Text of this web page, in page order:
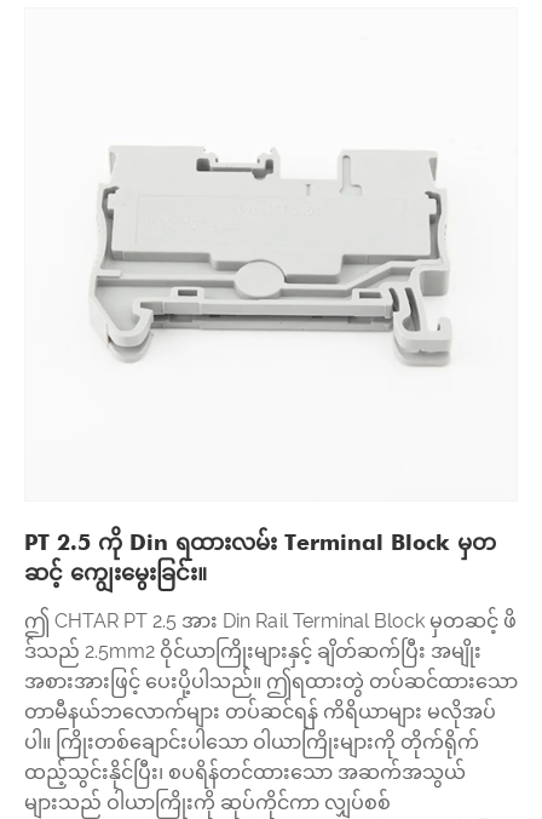
PT 2.5 ကို Din ရထားလမ်း Terminal Block မှတ
ဆင့် ကျွေးမွေးခြင်း။
ဤ CHTAR PT 2.5 အား Din Rail Terminal Block မှတဆင့် ဖိ
ဒ်သည် 2.5mm2 ဝိုင်ယာကြိုးများနှင့် ချိတ်ဆက်ပြီး အမျိုး
အစားအားဖြင့် ပေးပို့ပါသည်။ ဤရထားတွဲ တပ်ဆင်ထားသော
တာမီနယ်ဘလောက်များ တပ်ဆင်ရန် ကိရိယာများ မလိုအပ်
ပါ။ ကြိုးတစ်ချောင်းပါသော ဝါယာကြိုးများကို တိုက်ရိုက်
ထည့်သွင်းနိုင်ပြီး၊ စပရိန်တင်ထားသော အဆက်အသွယ်
များသည် ဝါယာကြိုးကို ဆုပ်ကိုင်ကာ လျှပ်စစ်